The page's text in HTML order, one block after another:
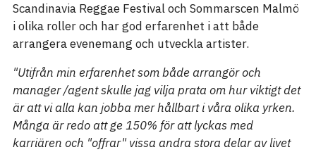
Scandinavia Reggae Festival och Sommarscen Malmö
i olika roller och har god erfarenhet i att både
arrangera evenemang och utveckla artister.
"Utifrån min erfarenhet som både arrangör och
manager /agent skulle jag vilja prata om hur viktigt det
är att vi alla kan jobba mer hållbart i våra olika yrken.
Många är redo att ge 150% för att lyckas med
karriären och "offrar" vissa andra stora delar av livet